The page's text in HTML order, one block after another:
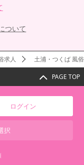
ついて
求人 土浦・つくば 風
PAGE TOP
ログイン
択